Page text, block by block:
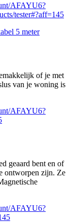
AFAYU6?
tester#?aff=145
of je met
van je woning is
AFAYU6?
geaard bent en of
ontworpen zijn. Ze
AFAYU6?